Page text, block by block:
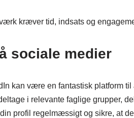
kræver tid, indsats og
sociale medier
kan være en fantastisk platform
i relevante faglige grupper,
profil regelmæssigt og sikre, at